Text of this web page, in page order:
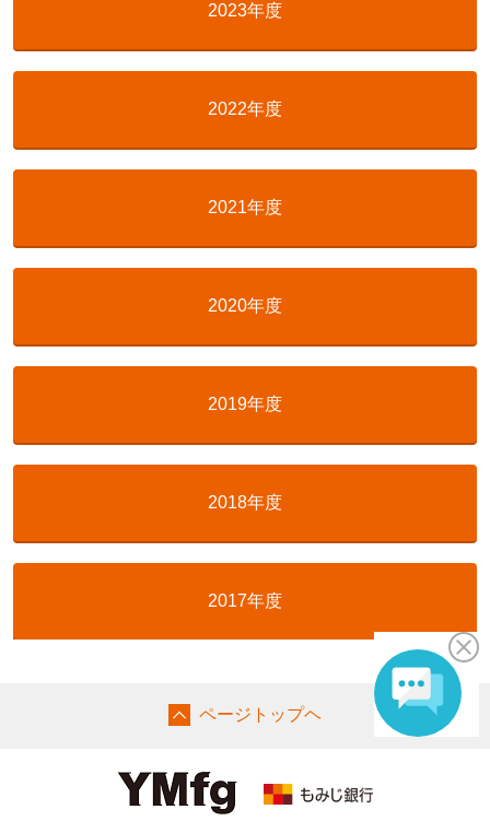
2023年度
2022年度
2021年度
2020年度
2019年度
2018年度
2017年度
ページトップヘ